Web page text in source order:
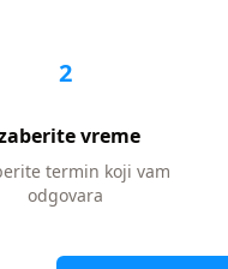
2
vreme
termin koji vam
odgovara